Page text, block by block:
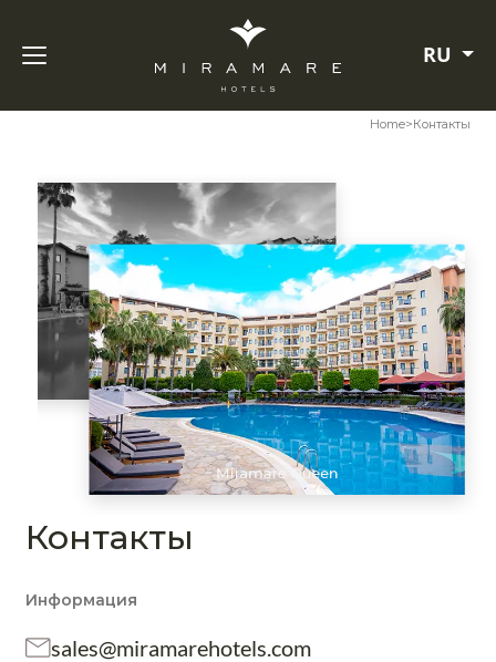
RU
Home>Контакты
Miramare Queen
Контакты
Информация
sales@miramarehotels.com